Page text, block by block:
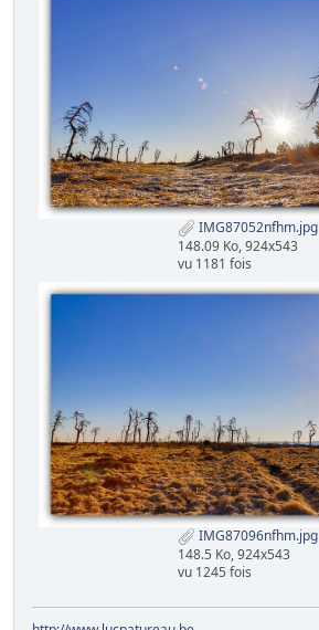
IMG87052nfhm.jpg
148.09 Ko, 924x543
vu 1181 fois
IMG87096nfhm.jpg
148.5 Ko, 924x543
vu 1245 fois